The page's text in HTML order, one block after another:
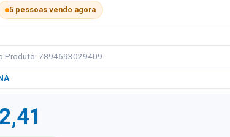
5 pessoas vendo agora
Produto: 7894693029409